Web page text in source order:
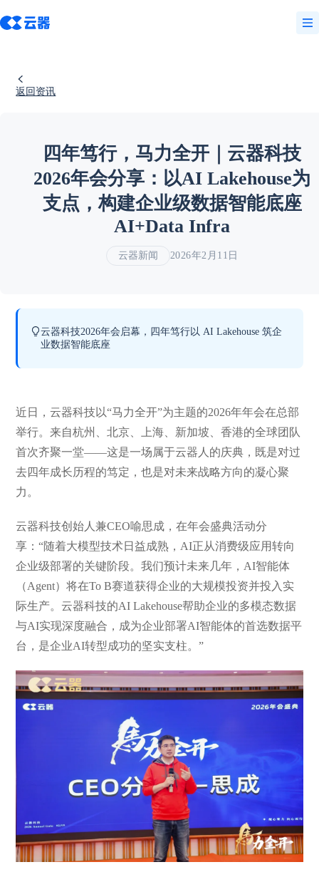
返回资讯
四年笃行，马力全开｜云器科技
2026年会分享：以AI Lakehouse为
支点，构建企业级数据智能底座
AI+Data Infra
云器新闻 2026年2月11日
云器科技2026年会启幕，四年笃行以 AI Lakehouse 筑企
业数据智能底座
近日，云器科技以“马力全开”为主题的2026年年会在总部
举行。来自杭州、北京、上海、新加坡、香港的全球团队
首次齐聚一堂——这是一场属于云器人的庆典，既是对过
去四年成长历程的笃定，也是对未来战略方向的凝心聚
力。
云器科技创始人兼CEO喻思成，在年会盛典活动分
享：“随着大模型技术日益成熟，AI正从消费级应用转向
企业级部署的关键阶段。我们预计未来几年，AI智能体
（Agent）将在To B赛道获得企业的大规模投资并投入实
际生产。云器科技的AI Lakehouse帮助企业的多模态数据
与AI实现深度融合，成为企业部署AI智能体的首选数据平
台，是企业AI转型成功的坚实支柱。”